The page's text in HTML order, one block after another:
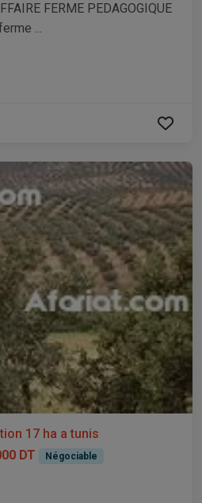
FERME PEDAGOGIQUE
...
17 ha a tunis
DT Négociable